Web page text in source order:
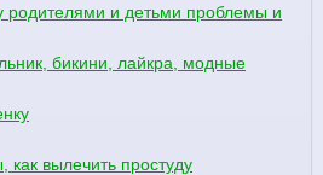
и детьми проблемы и
бикини, лайкра, модные
как вылечить простуду